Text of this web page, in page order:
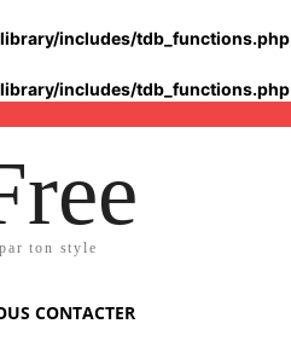
includes/tdb_functions.php
includes/tdb_functions.php
ton style
CONTACTER